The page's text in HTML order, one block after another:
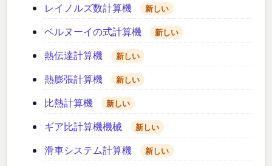
レイノルズ数計算機 新しい
ベルヌーイの式計算機 新しい
熱伝達計算機 新しい
熱膨張計算機 新しい
比熱計算機 新しい
ギア比計算機機械 新しい
滑車システム計算機 新しい